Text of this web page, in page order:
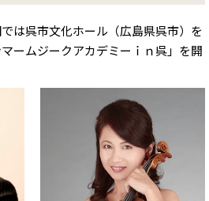
は呉市文化ホール（広島県呉市）を
ームジークアカデミーｉｎ呉」を開